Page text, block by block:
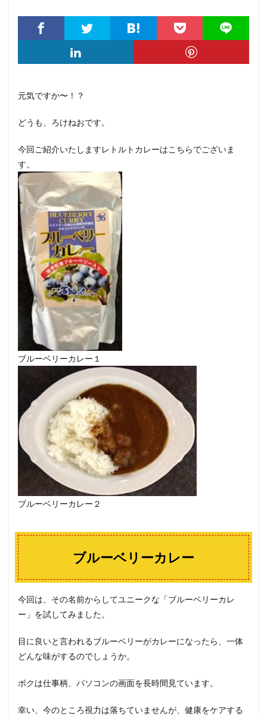
元気ですか〜！？
どうも、ろけねおです。
今回ご紹介いたしますレトルトカレーはこちらでございま
す。
ブルーベリーカレー１
ブルーベリーカレー２
ブルーベリーカレー
今回は、その名前からしてユニークな「ブルーベリーカレ
ー」を試してみました。
目に良いと言われるブルーベリーがカレーになったら、一体
どんな味がするのでしょうか。
ボクは仕事柄、パソコンの画面を長時間見ています。
幸い、今のところ視力は落ちていませんが、健康をケアする